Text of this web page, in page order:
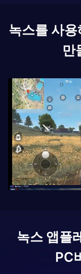
녹스를 사
만
녹스 앱플
PC